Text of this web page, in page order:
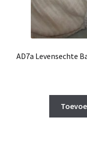
AD7a Levensechte